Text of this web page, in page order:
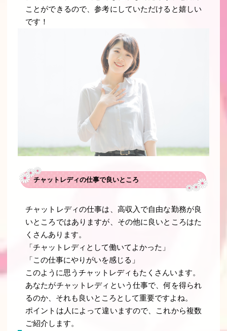
ことができるので、参考にしていただけると嬉しい
です！
チャットレディの仕事で良いところ
チャットレディの仕事は、高収入で自由な勤務が良
いところではありますが、その他に良いところはた
くさんあります。
「チャットレディとして働いてよかった」
「この仕事にやりがいを感じる」
このように思うチャットレディもたくさんいます。
あなたがチャットレディという仕事で、何を得られ
るのか、それも良いところとして重要ですよね。
ポイントは人によって違いますので、これから複数
ご紹介します。